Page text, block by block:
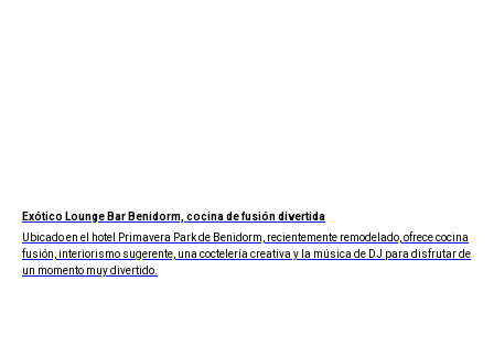
Exótico Lounge Bar Benidorm, cocina de fusión divertida
Ubicado en el hotel Primavera Park de Benidorm, recientemente remodelado, ofrece cocina
fusión, interiorismo sugerente, una coctelería creativa y la música de DJ para disfrutar de
un momento muy divertido.